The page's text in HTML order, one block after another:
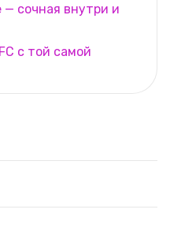
— сочная внутри и
с той самой